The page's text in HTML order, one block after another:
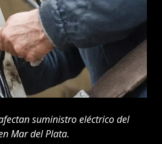
suministro eléctrico del
Mar del Plata.